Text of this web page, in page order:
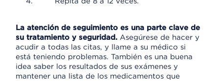
La atención de seguimiento es una parte clave de
su tratamiento y seguridad. Asegúrese de hacer y
acudir a todas las citas, y llame a su médico si
está teniendo problemas. También es una buena
idea saber los resultados de sus exámenes y
mantener una lista de los medicamentos que